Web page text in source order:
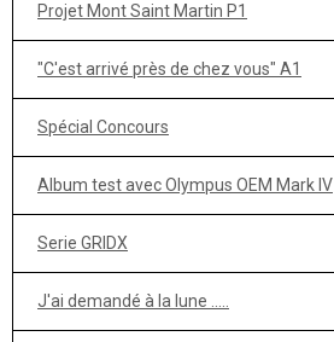
Projet Mont Saint Martin P1
"C'est arrivé près de chez vous" A1
Spécial Concours
Album test avec Olympus OEM Mark IV
Serie GRIDX
J'ai demandé à la lune .....